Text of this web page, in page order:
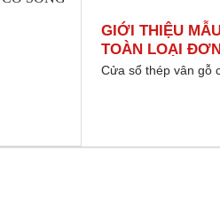
GIỚI THIỆU
TOÀN LOẠI
Cửa sổ thép vân gỗ